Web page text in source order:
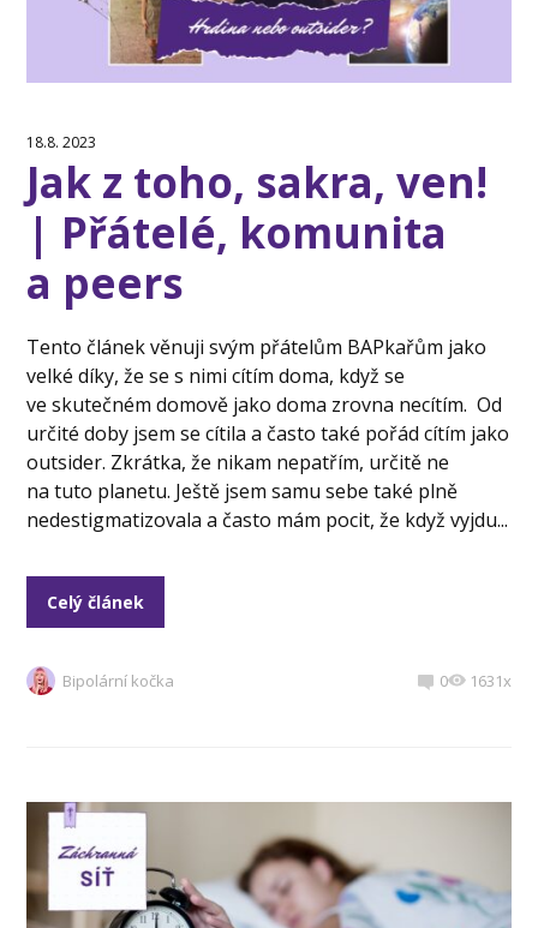
18.8. 2023
Jak z toho, sakra, ven!
| Přátelé, komunita
a peers
Tento článek věnuji svým přátelům BAPkařům jako
velké díky, že se s nimi cítím doma, když se
ve skutečném domově jako doma zrovna necítím. Od
určité doby jsem se cítila a často také pořád cítím jako
outsider. Zkrátka, že nikam nepatřím, určitě ne
na tuto planetu. Ještě jsem samu sebe také plně
nedestigmatizovala a často mám pocit, že když vyjdu...
Celý článek
Bipolární kočka 0 1631x